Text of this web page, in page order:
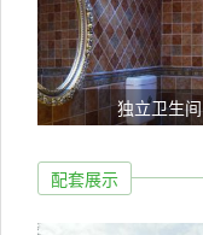
独立卫生间
配套展示